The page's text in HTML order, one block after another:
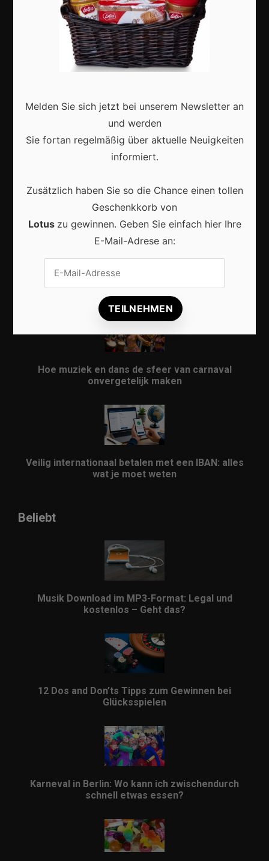
moderne Feierkultur
Karneval in Berlin erleben: Kreativität, Kultur und
Gemeinschaft auf einzigartige Weise entdecken
Vrijwilligers maken van carnaval een onvergetelijk
evenement
Hoe muziek en dans de sfeer van carnaval
onvergetelijk maken
Veilig internationaal betalen met een IBAN: alles
wat je moet weten
Beliebt
Musik Download im MP3-Format: Legal und
kostenlos – Geht das?
12 Dos and Don’ts Tipps zum Gewinnen bei
Glücksspielen
Karneval in Berlin: Wo kann ich zwischendurch
schnell etwas essen?
Melden Sie sich jetzt bei unserem Newsletter an
und werden
Sie fortan regelmäßig über aktuelle Neuigkeiten
informiert.
Zusätzlich haben Sie so die Chance einen tollen
Geschenkkorb von
Lotus zu gewinnen. Geben Sie einfach hier Ihre
E-Mail-Adrese an: